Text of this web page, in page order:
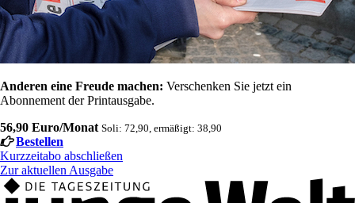
Anderen eine Freude machen: Verschenken Sie jetzt ein
Abonnement der Printausgabe.
56,90 Euro/Monat Soli: 72,90, ermäßigt: 38,90
Bestellen
Kurzzeitabo abschließen
Zur aktuellen Ausgabe